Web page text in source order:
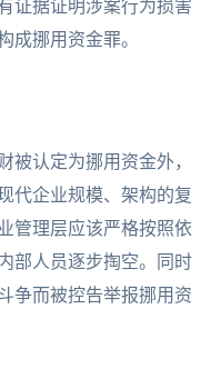
证据证明涉案行为损害
成挪用资金罪。
认定为挪用资金外，
代企业规模、架构的复
管理层应该严格按照依
部人员逐步掏空。同时
争而被控告举报挪用资